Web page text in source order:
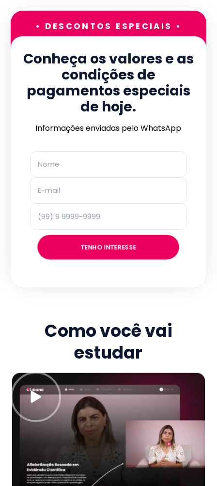
• DESCONTOS ESPECIAIS •
Conheça os valores e as
condições de
pagamentos especiais
de hoje.
Informações enviadas pelo WhatsApp
TENHO INTERESSE
Como você vai
estudar